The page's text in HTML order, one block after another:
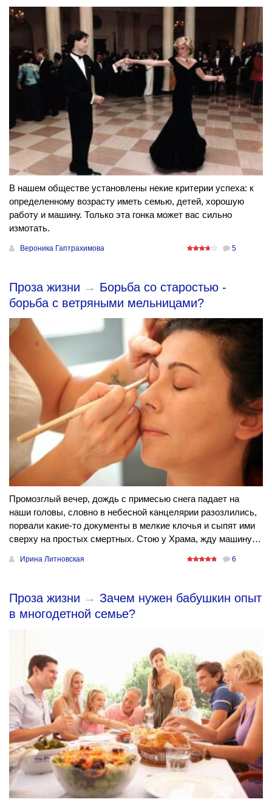
В нашем обществе установлены некие критерии успеха: к
определенному возрасту иметь семью, детей, хорошую
работу и машину. Только эта гонка может вас сильно
измотать.
Вероника Гаптрахимова 5
Проза жизни → Борьба со старостью -
борьба с ветряными мельницами?
Промозглый вечер, дождь с примесью снега падает на
наши головы, словно в небесной канцелярии разозлились,
порвали какие-то документы в мелкие клочья и сыпят ими
сверху на простых смертных. Стою у Храма, жду машину…
Ирина Литновская 6
Проза жизни → Зачем нужен бабушкин опыт
в многодетной семье?